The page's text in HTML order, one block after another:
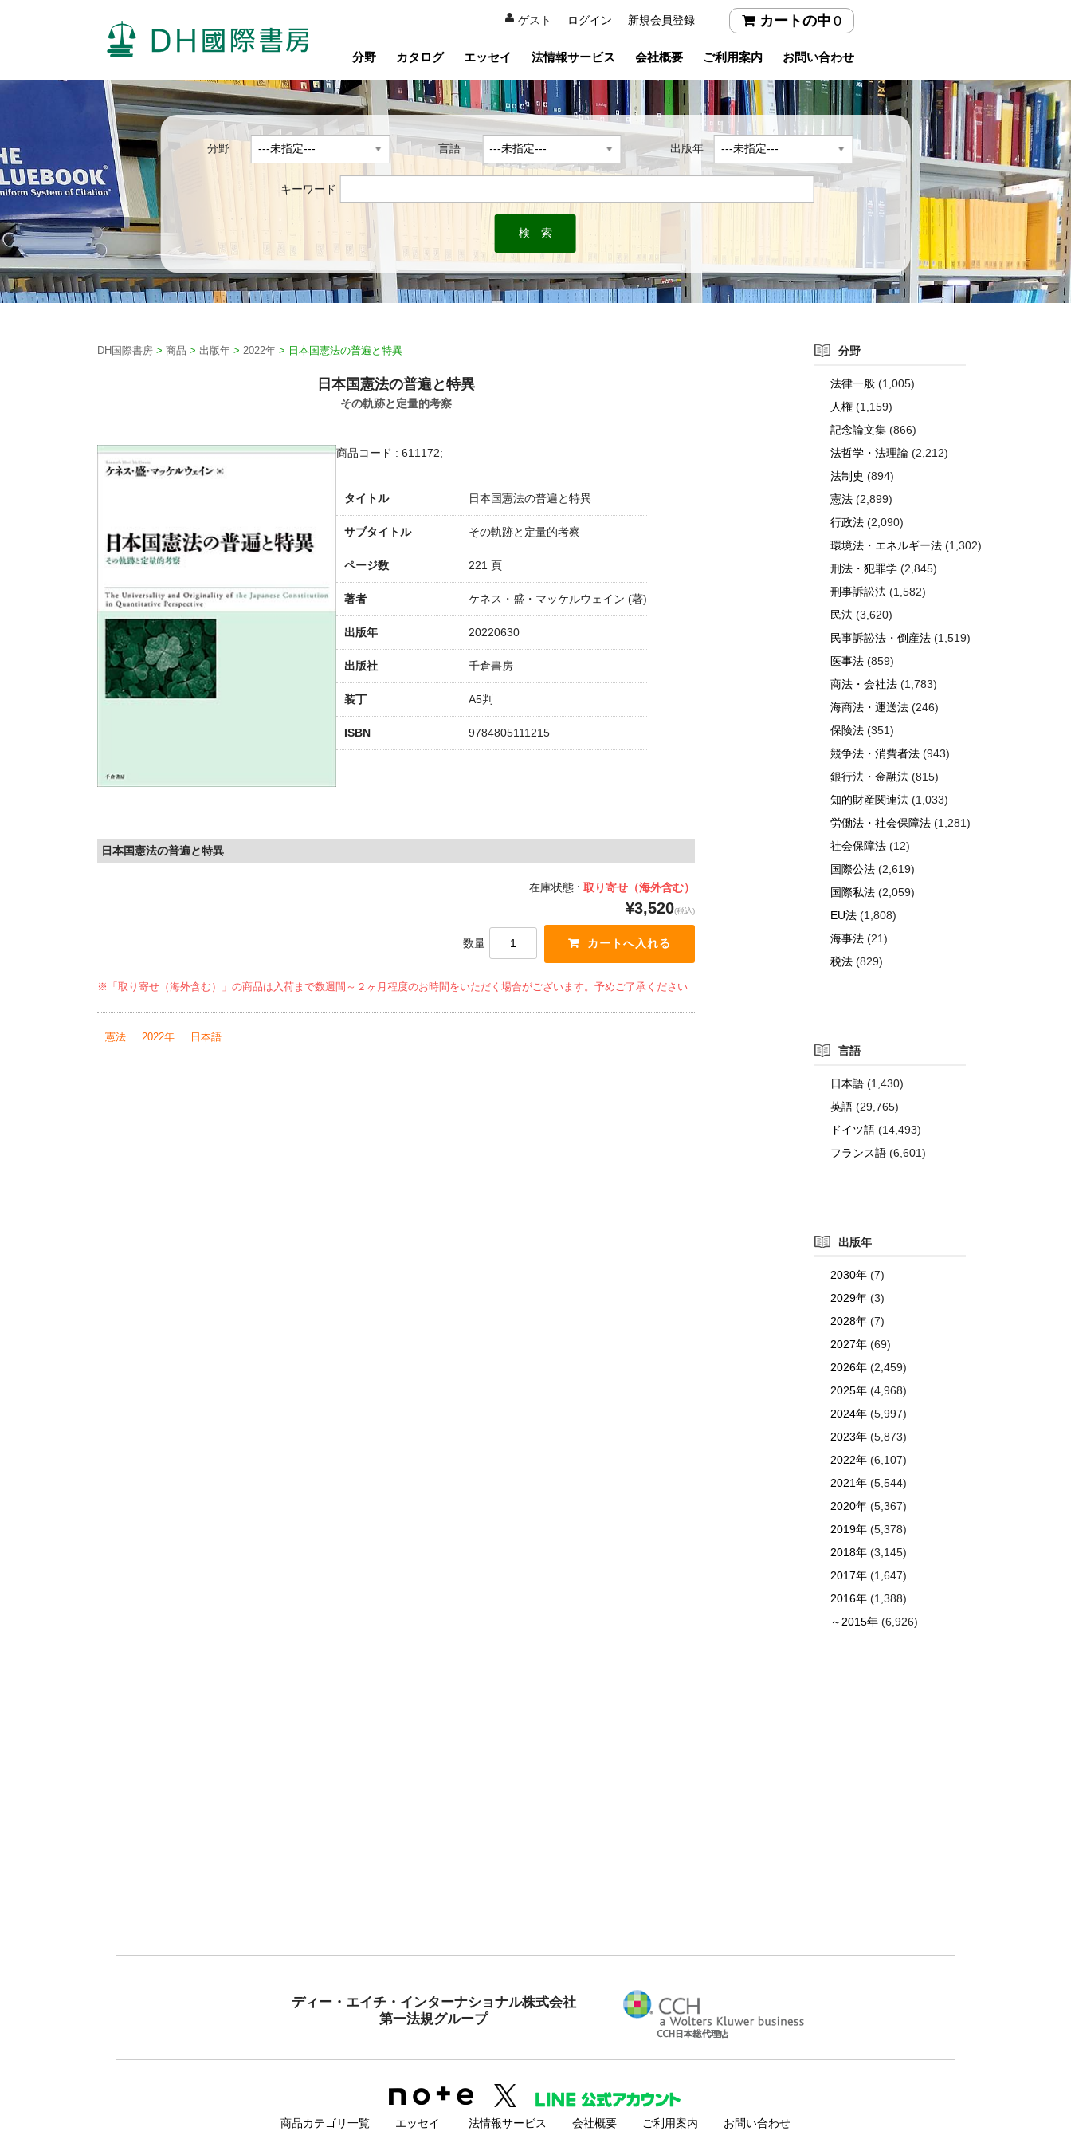
ゲスト ログイン 新規会員登録 カートの中 0
分野 カタログ エッセイ 法情報サービス 会社概要 ご利用案内 お問い合わせ
分野 言語 出版年
キーワード
DH国際書房 > 商品 > 出版年 > 2022年 > 日本国憲法の普遍と特異
日本国憲法の普遍と特異
その軌跡と定量的考察
商品コード : 611172;
タイトル 日本国憲法の普遍と特異
サブタイトル その軌跡と定量的考察
ページ数 221 頁
著者 ケネス・盛・マッケルウェイン (著)
出版年 20220630
出版社 千倉書房
装丁 A5判
ISBN 9784805111215
日本国憲法の普遍と特異
在庫状態 : 取り寄せ（海外含む）
¥3,520(税込)
数量
※「取り寄せ（海外含む）」の商品は入荷まで数週間～２ヶ月程度のお時間をいただく場合がございます。予めご了承ください
憲法 2022年 日本語
分野
法律一般 (1,005)
人権 (1,159)
記念論文集 (866)
法哲学・法理論 (2,212)
法制史 (894)
憲法 (2,899)
行政法 (2,090)
環境法・エネルギー法 (1,302)
刑法・犯罪学 (2,845)
刑事訴訟法 (1,582)
民法 (3,620)
民事訴訟法・倒産法 (1,519)
医事法 (859)
商法・会社法 (1,783)
海商法・運送法 (246)
保険法 (351)
競争法・消費者法 (943)
銀行法・金融法 (815)
知的財産関連法 (1,033)
労働法・社会保障法 (1,281)
社会保障法 (12)
国際公法 (2,619)
国際私法 (2,059)
EU法 (1,808)
海事法 (21)
税法 (829)
言語
日本語 (1,430)
英語 (29,765)
ドイツ語 (14,493)
フランス語 (6,601)
出版年
2030年 (7)
2029年 (3)
2028年 (7)
2027年 (69)
2026年 (2,459)
2025年 (4,968)
2024年 (5,997)
2023年 (5,873)
2022年 (6,107)
2021年 (5,544)
2020年 (5,367)
2019年 (5,378)
2018年 (3,145)
2017年 (1,647)
2016年 (1,388)
～2015年 (6,926)
ディー・エイチ・インターナショナル株式会社
第一法規グループ
商品カテゴリ一覧 エッセイ 法情報サービス 会社概要 ご利用案内 お問い合わせ